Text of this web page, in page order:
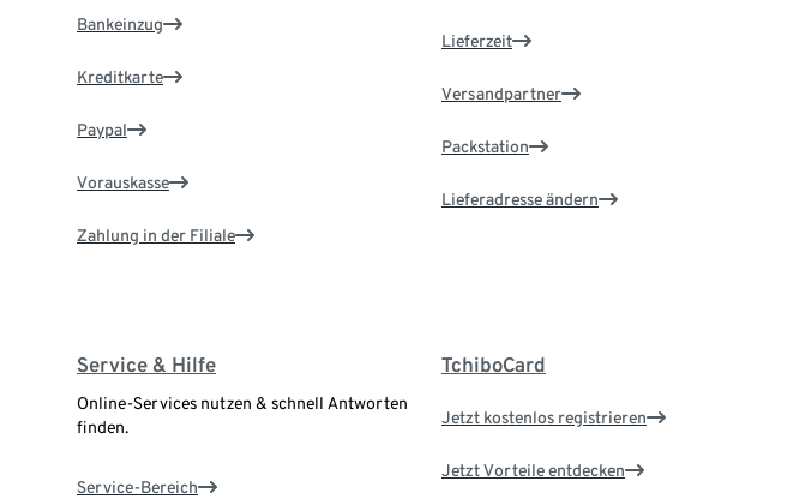
Bankeinzug
Kreditkarte
Paypal
Vorauskasse
Zahlung in der Filiale
Lieferzeit
Versandpartner
Packstation
Lieferadresse ändern
Service & Hilfe
Online-Services nutzen & schnell Antworten
finden.
Service-Bereich
TchiboCard
Jetzt kostenlos registrieren
Jetzt Vorteile entdecken